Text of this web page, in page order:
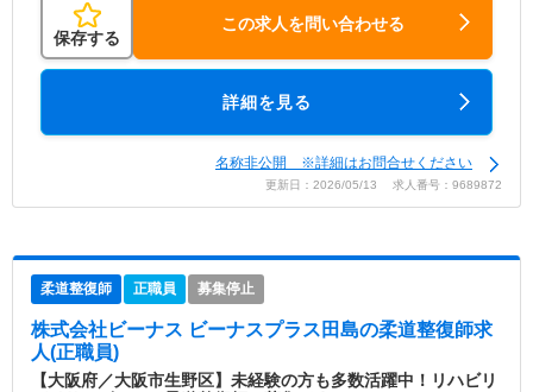
保存する
この求人を問い合わせる
詳細を見る
名称非公開 ※詳細はお問合せください
更新日：2026/05/13 求人番号：9689872
柔道整復師 正職員 募集停止
株式会社ビーナス ビーナスプラス田島の柔道整復師求
人(正職員)
【大阪府／大阪市生野区】未経験の方も多数活躍中！リハビリ